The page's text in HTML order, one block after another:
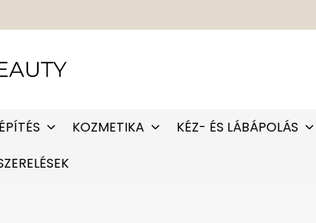
KOZMETIKA KÉZ- ÉS LÁBÁPOLÁS